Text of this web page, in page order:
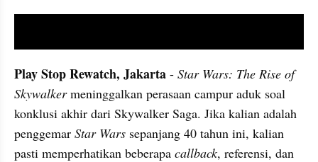
Play Stop Rewatch, Jakarta - Star Wars: The Rise of
Skywalker meninggalkan perasaan campur aduk soal
konklusi akhir dari Skywalker Saga. Jika kalian adalah
penggemar Star Wars sepanjang 40 tahun ini, kalian
pasti memperhatikan beberapa callback